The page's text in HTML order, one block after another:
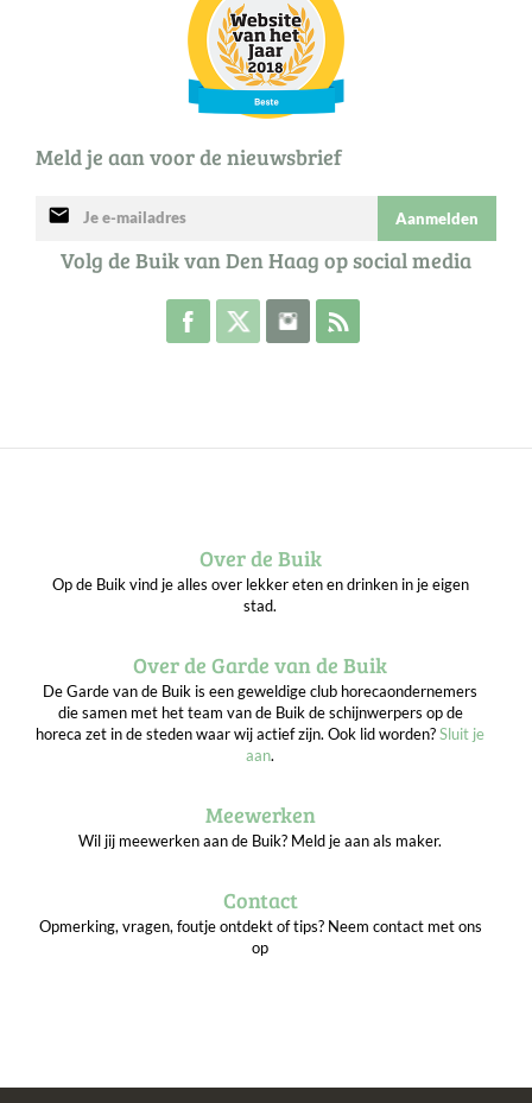
Meld je aan voor de nieuwsbrief
mail Aanmelden
Volg de Buik van Den Haag op social media
Volg de Buik op Facebook
Volg de Buik op Twitter
Volg de Buik op Instagram
Over de Buik
Op de Buik vind je alles over lekker eten en drinken in je eigen
stad.
Over de Garde van de Buik
De Garde van de Buik is een geweldige club horecaondernemers
die samen met het team van de Buik de schijnwerpers op de
horeca zet in de steden waar wij actief zijn. Ook lid worden?Sluit je
aan.
Meewerken
Wil jij meewerken aan de Buik? Meld je aan als maker.
Contact
Opmerking, vragen, foutje ontdekt of tips? Neem contact met ons
op